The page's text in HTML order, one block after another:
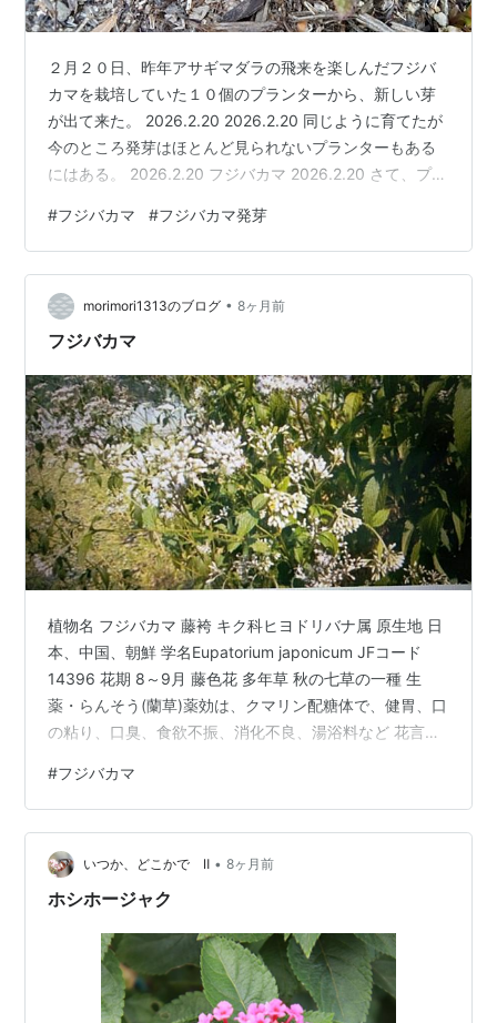
２月２０日、昨年アサギマダラの飛来を楽しんだフジバ
カマを栽培していた１０個のプランターから、新しい芽
が出て来た。 2026.2.20 2026.2.20 同じように育てたが
今のところ発芽はほとんど見られないプランターもある
にはある。 2026.2.20 フジバカマ 2026.2.20 さて、プラ
てると５プランターほどは植えることが出来る。 とても
５０個のプランターに株分けする度胸は無い。 幸い、ご
近所さんがフジバカマを咲かせてアサギマダラを呼びた
いとおっしゃっていたので４月か５月にはごっそりプレ
ゼントしよう。 今年はご近所２軒と連携して昨年にも…
#フジバカマ #フジバカマ発芽
morimori1313のブログ • 8ヶ月前
フジバカマ
植物名 フジバカマ 藤袴 キク科ヒヨドリバナ属 原生地 日
本、中国、朝鮮 学名Eupatorium japonicum JFコード
14396 花期 8～9月 藤色花 多年草 秋の七草の一種 生
薬・らんそう(蘭草)薬効は、クマリン配糖体で、健胃、口
の粘り、口臭、食欲不振、消化不良、湯浴料など 花言
#フジバカマ
いつか、どこかで Ⅱ • 8ヶ月前
ホシホージャク